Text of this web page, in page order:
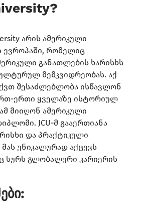
არის ამერიკული
ევროპაში, რომელიც
განათლების ხარისხს
მემკვიდრეობას. აქ
შესაძლებლობა ისწავლონ
ერთი ყველაზე ისტორიულ
მიიღონ ამერიკული
JCU-მ გააერთიანა
და პრაქტიკული
უნიკალურად აქცევს
სურს გლობალური კარიერის